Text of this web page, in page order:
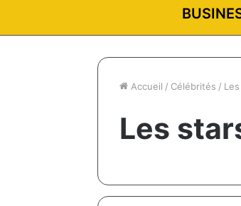
Accueil / Célébrités /
Les